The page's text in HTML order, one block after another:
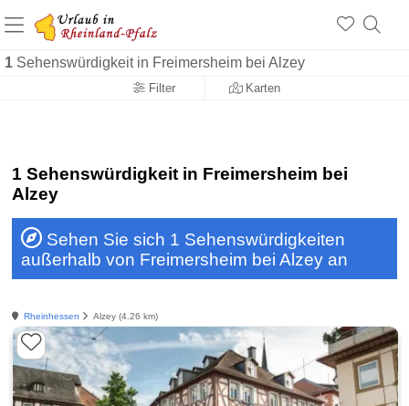
1 Sehenswürdigkeit in Freimersheim bei Alzey
Filter Karten
+1.500 Unterkünfte in Rheinland-Pfalz
+1.000 Sehenswürdigkeiten
Über 25 Jahre online
1 Sehenswürdigkeit in Freimersheim bei
Alzey
Sehen Sie sich 1 Sehenswürdigkeiten
außerhalb von Freimersheim bei Alzey an
Rheinhessen Alzey (4.26 km)